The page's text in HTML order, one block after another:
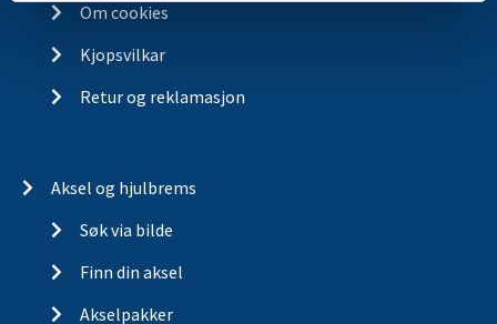
Om cookies
Kjopsvilkar
Retur og reklamasjon
Aksel og hjulbrems
Søk via bilde
Finn din aksel
Akselpakker